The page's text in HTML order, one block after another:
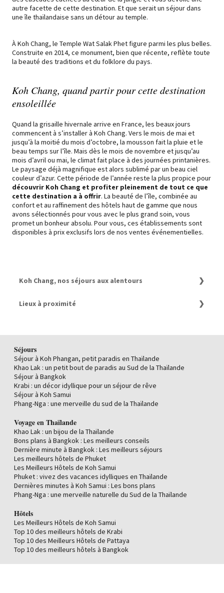
autre facette de cette destination. Et que serait un séjour dans
une île thaïlandaise sans un détour au temple.
À Koh Chang, le Temple Wat Salak Phet figure parmi les plus belles.
Construite en 2014, ce monument, bien que récente, reflète toute
la beauté des traditions et du folklore du pays.
Koh Chang, quand partir pour cette destination
ensoleillée
Quand la grisaille hivernale arrive en France, les beaux jours
commencent à s’installer à Koh Chang. Vers le mois de mai et
jusqu’à la moitié du mois d’octobre, la mousson fait la pluie et le
beau temps sur l’île. Mais dès le mois de novembre et jusqu’au
mois d’avril ou mai, le climat fait place à des journées printanières.
Le paysage déjà magnifique est alors sublimé par un beau ciel
couleur d’azur. Cette période de l’année reste la plus propice pour
découvrir Koh Chang et profiter pleinement de tout ce que
cette destination a à offrir. La beauté de l’île, combinée au
confort et au raffinement des hôtels haut de gamme que nous
avons sélectionnés pour vous avec le plus grand soin, vous
promet un bonheur absolu. Pour vous, ces établissements sont
disponibles à prix exclusifs lors de nos ventes événementielles.
Koh Chang, nos séjours aux alentours
Séjour à Bangkok
Séjour à Khao Lak
Séjour à Koh Lanta
Séjour à Phuket
Lieux à proximité
Guide de voyage à Bangkok
Les meilleurs hôtels avec piscine à Bangkok
Les meilleurs hôtels de charme à Bangkok
Top 6 des meilleurs hôtels 5 étoiles à Bangkok, à prix
exclusifs
Quand partir en Thaïlande
Où partir en Thaïlande ?
Guide de voyage de la Thaïlande
Séjour à Bangkok
Dernière minute à Bangkok : Les meilleurs séjours
Bons plans à Bangkok : Les meilleurs conseils
Top 10 des Meilleurs Hôtels de Hua Hin
Séjour à Siem Reap
Séjour à Pattaya
Séjour à Pattaya
Quand partir au Cambodge
Dernière Minute au Cambodge
Séjour au Cambodge
Voyage au Cambodge
Séjours
Séjour à Koh Phangan, petit paradis en Thaïlande
Khao Lak : un petit bout de paradis au Sud de la Thaïlande
Séjour à Bangkok
Krabi : un décor idyllique pour un séjour de rêve
Séjour à Koh Samui
Phang-Nga : une merveille du sud de la Thaïlande
Voyage en Thaïlande
Khao Lak : un bijou de la Thaïlande
Bons plans à Bangkok : Les meilleurs conseils
Dernière minute à Bangkok : Les meilleurs séjours
Les meilleurs hôtels de Phuket
Les Meilleurs Hôtels de Koh Samui
Phuket : vivez des vacances idylliques en Thaïlande
Dernières minutes à Koh Samui : Les bons plans
Phang-Nga : une merveille naturelle du Sud de la Thaïlande
Hôtels
Les Meilleurs Hôtels de Koh Samui
Top 10 des meilleurs hôtels de Krabi
Top 10 des Meilleurs Hôtels de Pattaya
Top 10 des meilleurs hôtels à Bangkok